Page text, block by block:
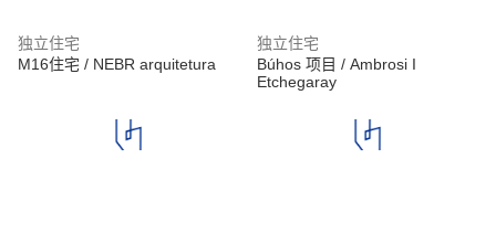
独立住宅
M16住宅 / NEBR arquitetura
独立住宅
Búhos 项目 / Ambrosi I
Etchegaray